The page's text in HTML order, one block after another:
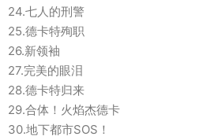
24.七人的刑警
25.德卡特殉职
26.新领袖
27.完美的眼泪
28.德卡特归来
29.合体！火焰杰德卡
30.地下都市SOS！